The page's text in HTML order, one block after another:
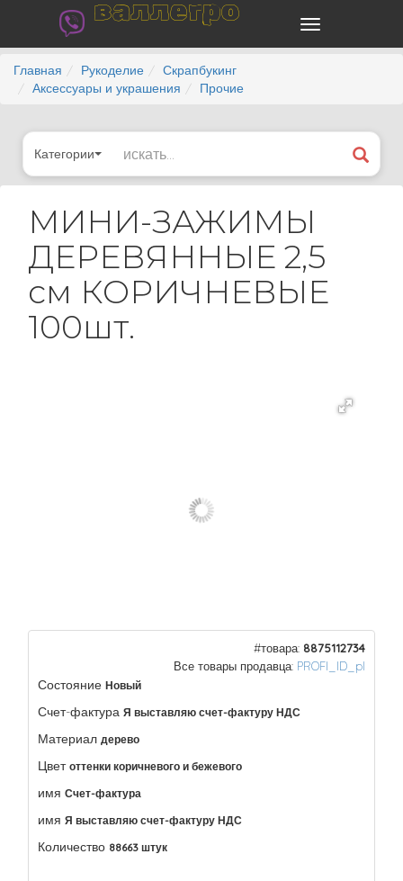
валлегро
Главная Рукоделие
Скрапбукинг
Аксессуары и украшения
Прочие
Категории
МИНИ-ЗАЖИМЫ
ДЕРЕВЯННЫЕ 2,5
см КОРИЧНЕВЫЕ
100шт.
#товара: 8875112734
Все товары продавца: PROFI_ID_pl
Состояние Новый
Счет-фактура Я выставляю счет-фактуру НДС
Материал дерево
Цвет оттенки коричневого и бежевого
имя Счет-фактура
имя Я выставляю счет-фактуру НДС
Количество 88663 штук